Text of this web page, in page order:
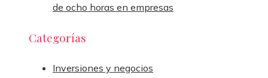
de ocho horas en empresas
Categorías
Inversiones y negocios